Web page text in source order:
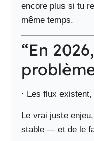
encore plus si tu
même temps.
“En
· Les flux
Le vrai juste
stable — et de le